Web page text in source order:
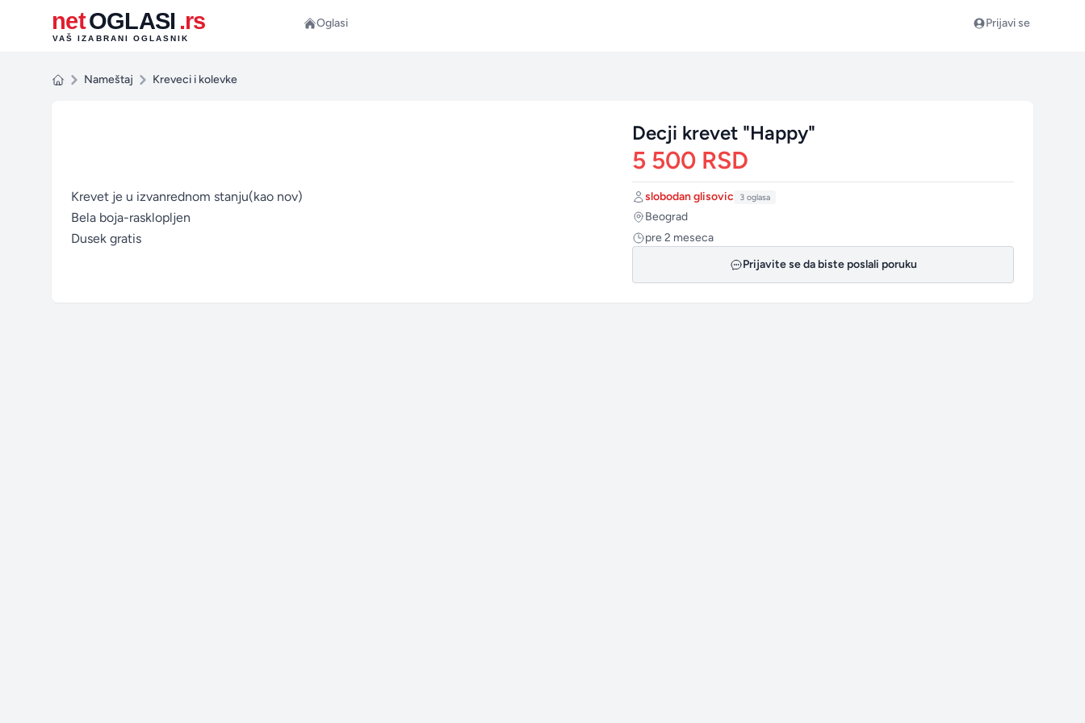
netOGLASI .rs
VAŠ IZABRANI OGLASNIK
Oglasi Prijavi se
Nameštaj Kreveci i kolevke
Krevet je u izvanrednom stanju(kao nov)
Bela boja-rasklopljen
Dusek gratis
Decji krevet "Happy"
5 500 RSD
Autor:
slobodan glisovic 3 oglasa
Grad:Beograd
Postavljeno:
pre 2 meseca
Prijavite se da biste poslali poruku